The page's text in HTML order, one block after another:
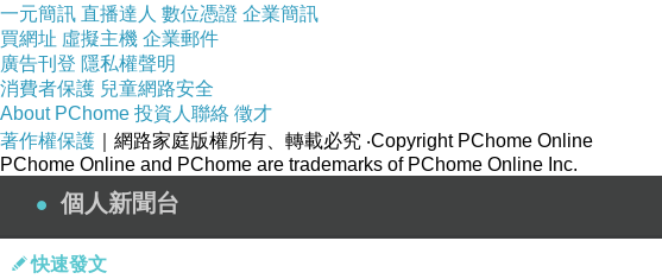
一元簡訊 直播達人 數位憑證 企業簡訊
買網址 虛擬主機 企業郵件
廣告刊登 隱私權聲明
消費者保護 兒童網路安全
About PChome 投資人聯絡 徵才
著作權保護 ｜網路家庭版權所有、轉載必究 ‧Copyright PChome Online
PChome Online and PChome are trademarks of PChome Online Inc.
個人新聞台
快速發文